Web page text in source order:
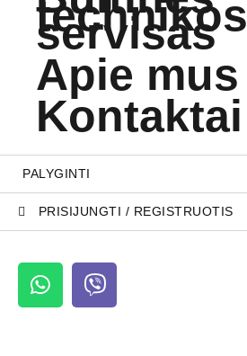
technikos
servisas
Apie mus
Kontaktai
PALYGINTI
PRISIJUNGTI / REGISTRUOTIS